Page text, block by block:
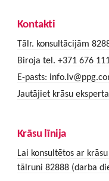
Kontakti
Tālr. konsultācijām
Biroja tel. +371 676
E-pasts:
Jautājiet krāsu
Krāsu līnija
Lai konsultētos ar
tālruni 82888 (darba